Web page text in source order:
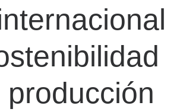
producción